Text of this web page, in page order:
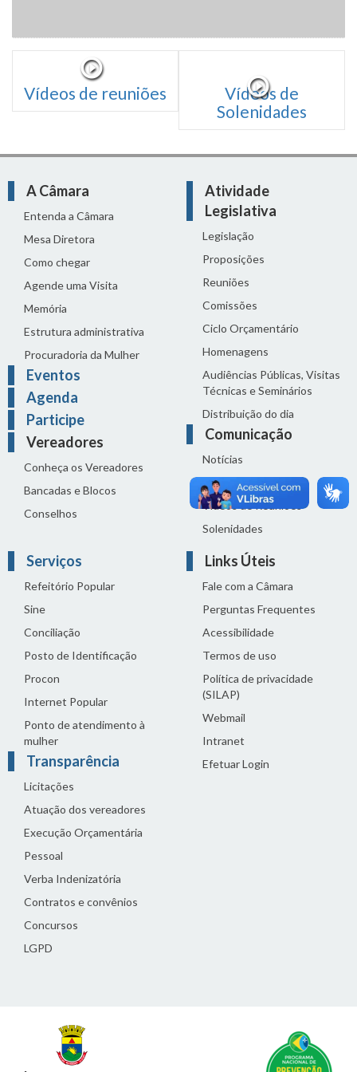
Vídeos de reuniões
Vídeos de
Solenidades
A Câmara
Entenda a Câmara
Mesa Diretora
Como chegar
Agende uma Visita
Memória
Estrutura administrativa
Procuradoria da Mulher
Eventos
Agenda
Participe
Vereadores
Conheça os Vereadores
Bancadas e Blocos
Conselhos
Atividade
Legislativa
Legislação
Proposições
Reuniões
Comissões
Ciclo Orçamentário
Homenagens
Audiências Públicas, Visitas
Técnicas e Seminários
Distribuição do dia
Comunicação
Notícias
Sala de Imprensa
Vídeos de Reuniões
Solenidades
Serviços
Refeitório Popular
Sine
Conciliação
Posto de Identificação
Procon
Internet Popular
Ponto de atendimento à
mulher
Transparência
Licitações
Atuação dos vereadores
Execução Orçamentária
Pessoal
Verba Indenizatória
Contratos e convênios
Concursos
LGPD
Links Úteis
Fale com a Câmara
Perguntas Frequentes
Acessibilidade
Termos de uso
Política de privacidade
(SILAP)
Webmail
Intranet
Efetuar Login